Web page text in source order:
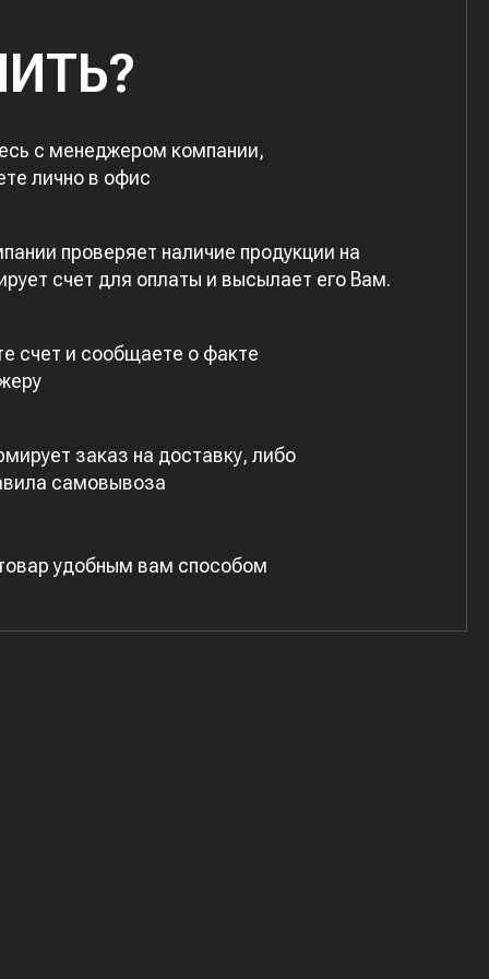
с менеджером компании,
лично в офис
проверяет наличие продукции на
счет для оплаты и высылает его Вам.
счет и сообщаете о факте
заказ на доставку, либо
самовывоза
удобным вам способом